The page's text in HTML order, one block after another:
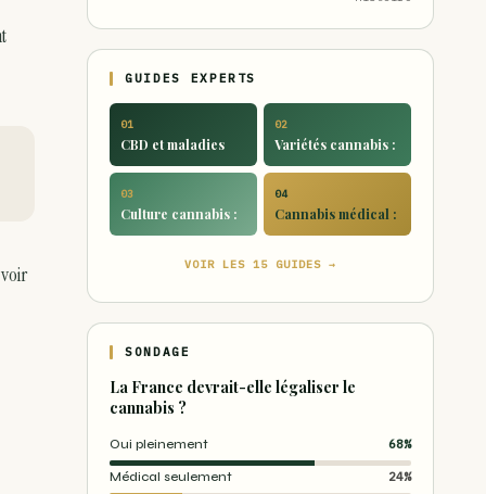
GUIDES EXPERTS
01
CBD et maladies
02
Variétés cannabis :
03
Culture cannabis :
04
Cannabis médical :
VOIR LES 15 GUIDES →
SONDAGE
La France devrait-elle légaliser le
cannabis ?
Oui pleinement 68%
Médical seulement 24%